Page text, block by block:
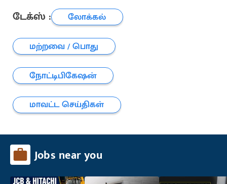
டேக்ஸ் :
லோக்கல்
மற்றவை / பொது
நோட்டிபிகேஷன்
மாவட்ட செய்திகள்
Jobs near you